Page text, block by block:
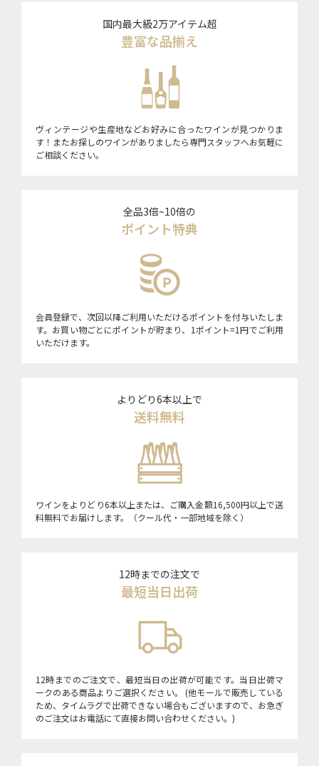
国内最大級2万アイテム超
豊富な品揃え
ヴィンテージや生産地などお好みに合ったワインが見つかりま
す！またお探しのワインがありましたら専門スタッフへお気軽に
ご相談ください。
全品3倍~10倍の
ポイント特典
会員登録で、次回以降ご利用いただけるポイントを付与いたしま
す。お買い物ごとにポイントが貯まり、1ポイント=1円でご利用
いただけます。
よりどり6本以上で
送料無料
ワインをよりどり6本以上または、ご購入金額16,500円以上で送
料無料でお届けします。（クール代・一部地域を除く）
12時までの注文で
最短当日出荷
12時までのご注文で、最短当日の出荷が可能です。当日出荷マ
ークのある商品よりご選択ください。 (他モールで販売している
ため、タイムラグで出荷できない場合もございますので、お急ぎ
のご注文はお電話にて直接お問い合わせください。)